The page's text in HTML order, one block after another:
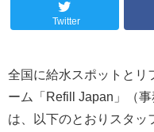
Twitter
全国に給水スポットとリ
ーム「Refill Japan」（
は、以下のとおりスタッ